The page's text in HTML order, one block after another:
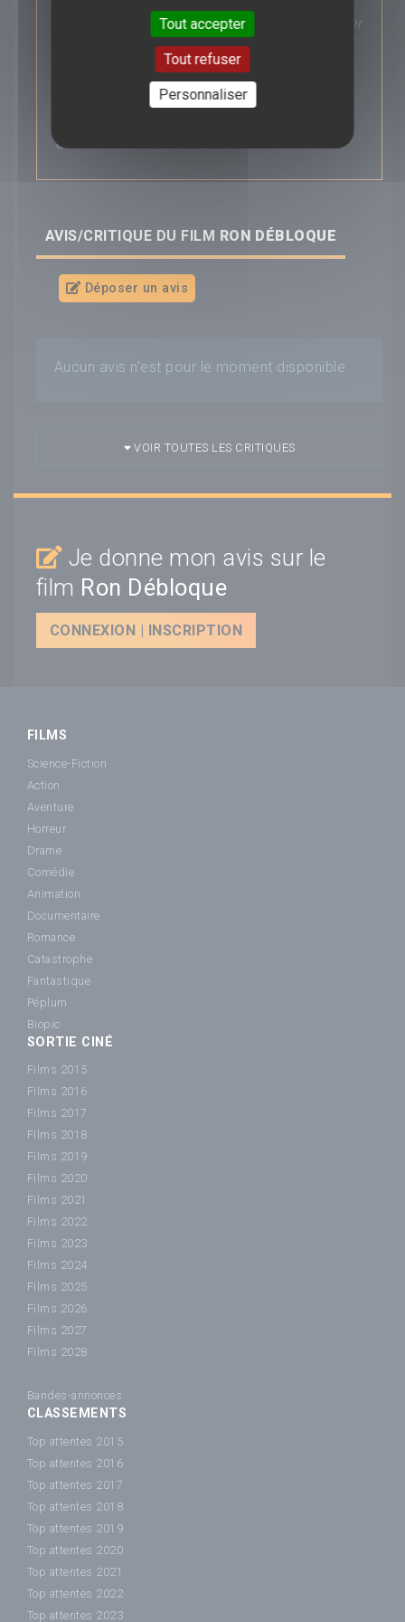
technologique connectée capable de marcher
et de parler, et conçue pour être son meilleur
ami. Les dysfonctionnements de Ron à l’ère
des réseaux sociaux entrainent le duo dans
d’incroyables péripéties au cours desquelles
garçon et robot vont découvrir la notion
désordre...
AVIS/CRITIQUE DU FILM RON DÉBLOQUE
Déposer un avis
Aucun avis n'est pour le moment disponible.
VOIR TOUTES LES CRITIQUES
Je donne mon avis sur le
film Ron Débloque
CONNEXION | INSCRIPTION
FILMS
Science-Fiction
Action
Aventure
Horreur
Drame
Comédie
Animation
Documentaire
Romance
Catastrophe
Fantastique
Péplum
Biopic
SORTIE CINÉ
Films 2015
Films 2016
Films 2017
Films 2018
Films 2019
Films 2020
Films 2021
Films 2022
Films 2023
Films 2024
Films 2025
Films 2026
Films 2027
Films 2028
Bandes-annonces
CLASSEMENTS
Top attentes 2015
Top attentes 2016
Top attentes 2017
Top attentes 2018
Top attentes 2019
Top attentes 2020
Top attentes 2021
Top attentes 2022
Top attentes 2023
Tout accepter
Tout refuser
Personnaliser